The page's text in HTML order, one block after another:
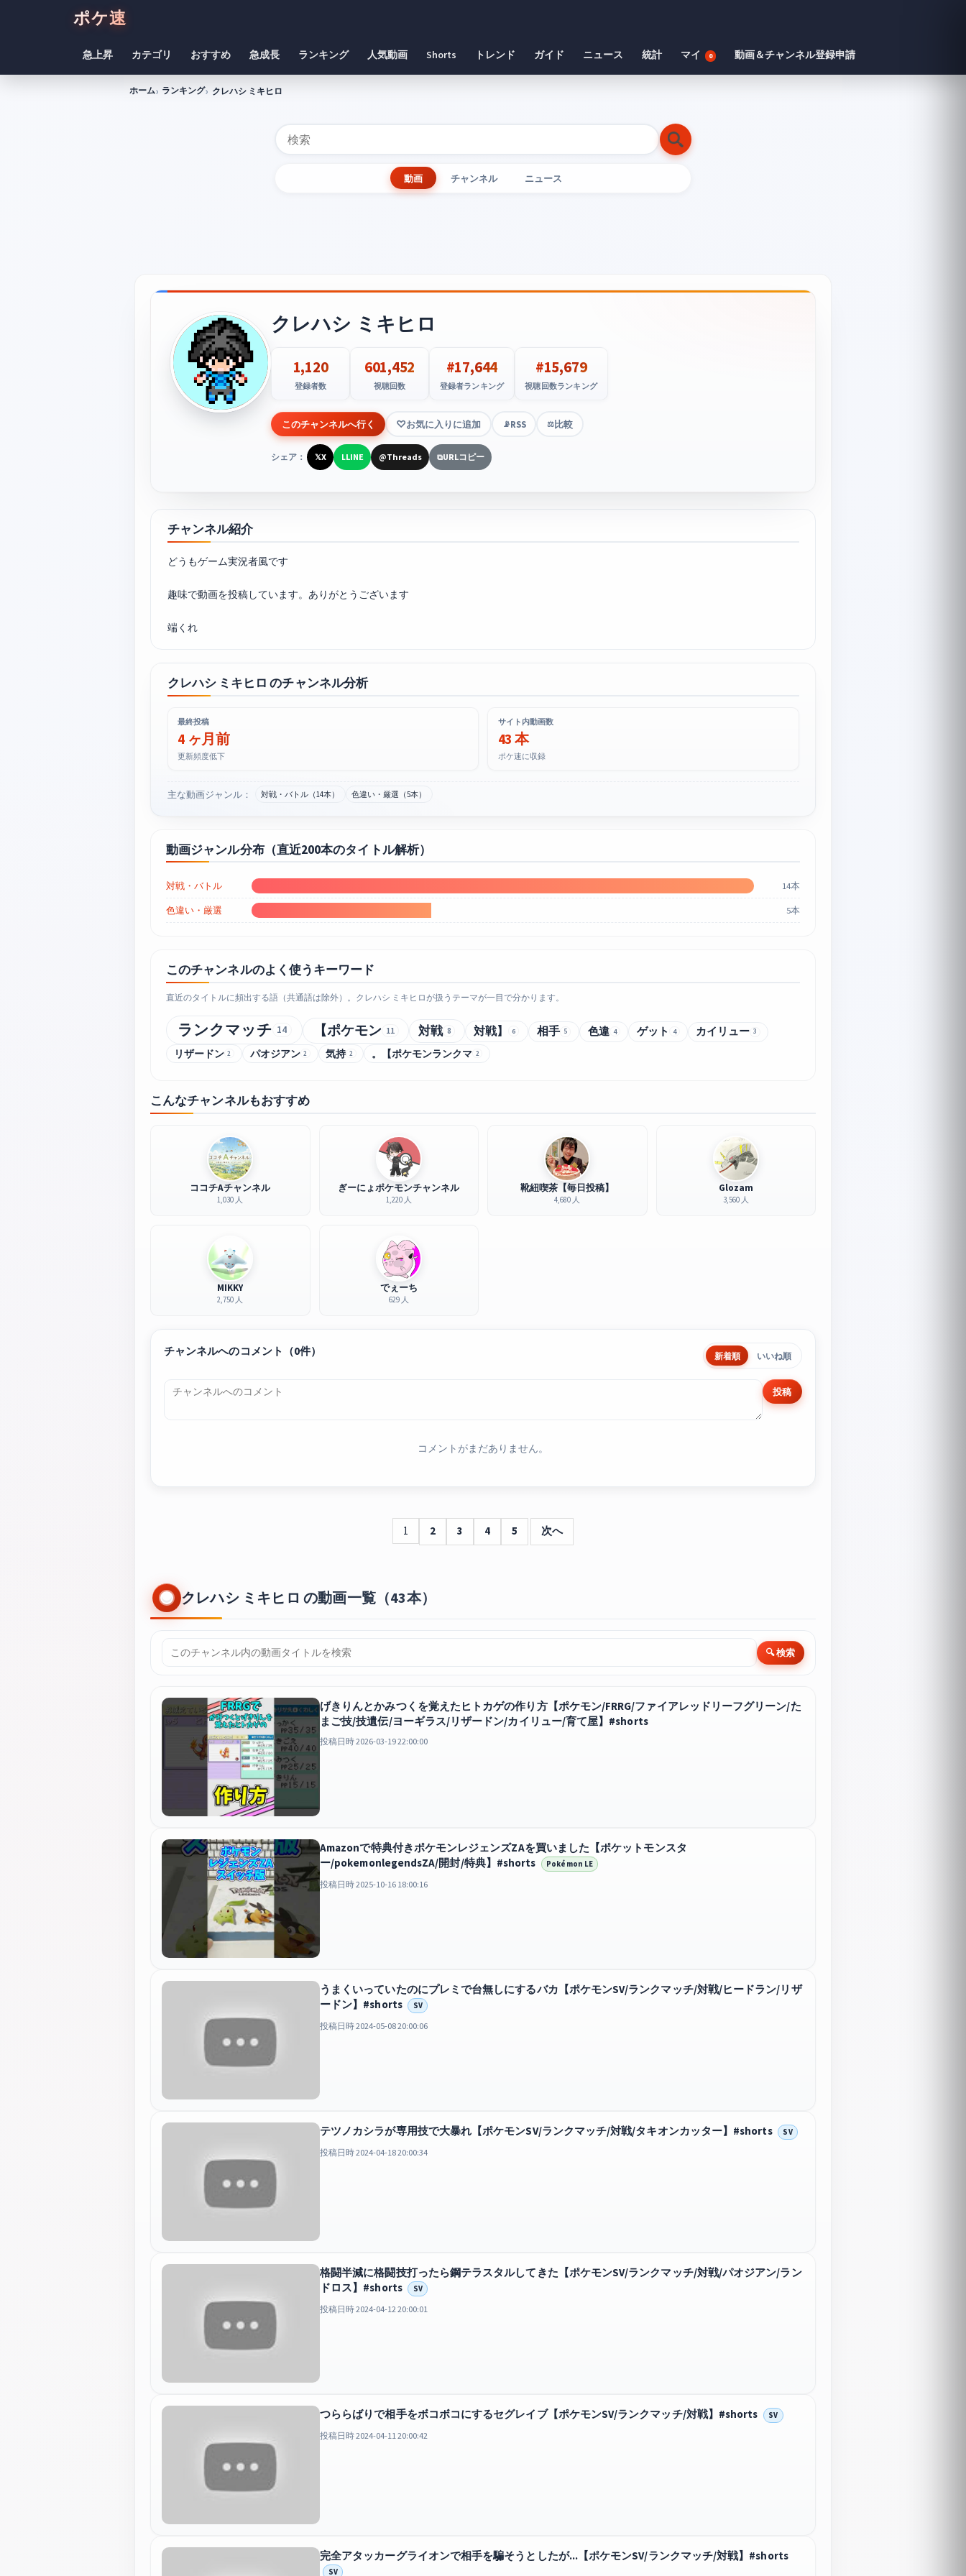
ポケ速
急上昇 カテゴリ おすすめ 急成長 ランキング 人気動画 Shorts トレンド ガイド ニュース 統計 マイ 0 動画＆チャンネル登録申請
ホーム ランキング クレハシ ミキヒロ
動画 チャンネル ニュース
クレハシ ミキヒロ
1,120
登録者数
601,452
視聴回数
#17,644
登録者ランキング
#15,679
視聴回数ランキング
このチャンネルへ行く お気に入りに追加 📡RSS ⚖️比較
シェア： 𝕏X LLINE @Threads ⧉URLコピー
チャンネル紹介
どうもゲーム実況者風です
趣味で動画を投稿しています。ありがとうございます
端くれ
クレハシ ミキヒロ のチャンネル分析
最終投稿
4 ヶ月前
更新頻度低下
サイト内動画数
43 本
ポケ速に収録
主な動画ジャンル： 対戦・バトル（14本） 色違い・厳選（5本）
動画ジャンル分布（直近200本のタイトル解析）
対戦・バトル 14本
色違い・厳選 5本
このチャンネルのよく使うキーワード
直近のタイトルに頻出する語（共通語は除外）。クレハシ ミキヒロが扱うテーマが一目で分かります。
ランクマッチ 14 【ポケモン 11 対戦 8 対戦】 6 相手 5 色違 4 ゲット 4 カイリュー 3
リザードン 2 パオジアン 2 気持 2 。【ポケモンランクマ 2
こんなチャンネルもおすすめ
ココチAチャンネル
1,030 人
ぎーにょポケモンチャンネル
1,220 人
靴紐喫茶【毎日投稿】
4,680 人
Glozam
3,560 人
MIKKY
2,750 人
でぇーち
629 人
チャンネルへのコメント（0件） 新着順 いいね順
投稿
コメントがまだありません。
1 2 3 4 5 次へ
クレハシ ミキヒロ の動画一覧（43本）
🔍 検索
げきりんとかみつくを覚えたヒトカゲの作り方【ポケモン/FRRG/ファイアレッドリーフグリーン/た
まご技/技遺伝/ヨーギラス/リザードン/カイリュー/育て屋】#shorts
投稿日時 2026-03-19 22:00:00
Amazonで特典付きポケモンレジェンズZAを買いました【ポケットモンスタ
ー/pokemonlegendsZA/開封/特典】#shorts
Pokémon LE
投稿日時 2025-10-16 18:00:16
うまくいっていたのにプレミで台無しにするバカ【ポケモンSV/ランクマッチ/対戦/ヒードラン/リザ
ードン】#shorts
SV
投稿日時 2024-05-08 20:00:06
テツノカシラが専用技で大暴れ【ポケモンSV/ランクマッチ/対戦/タキオンカッター】#shorts SV
投稿日時 2024-04-18 20:00:34
格闘半減に格闘技打ったら鋼テラスタルしてきた【ポケモンSV/ランクマッチ/対戦/パオジアン/ラン
ドロス】#shorts
SV
投稿日時 2024-04-12 20:00:01
つららばりで相手をボコボコにするセグレイブ【ポケモンSV/ランクマッチ/対戦】#shorts SV
投稿日時 2024-04-11 20:00:42
完全アタッカーグライオンで相手を騙そうとしたが...【ポケモンSV/ランクマッチ/対戦】#shorts
SV